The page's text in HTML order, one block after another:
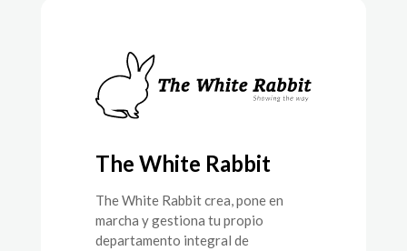
The White Rabbit
The White Rabbit crea, pone en
marcha y gestiona tu propio
departamento integral de